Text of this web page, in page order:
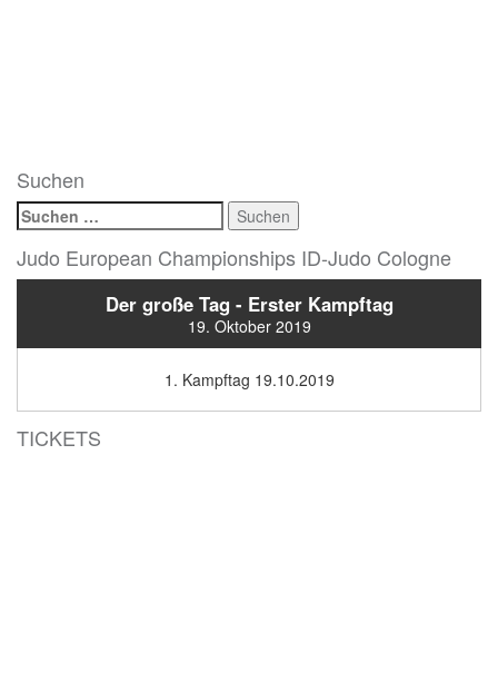
Suchen
Suchen
nach:
Judo European Championships ID-Judo Cologne
Der große Tag - Erster Kampftag
19. Oktober 2019
1. Kampftag 19.10.2019
TICKETS